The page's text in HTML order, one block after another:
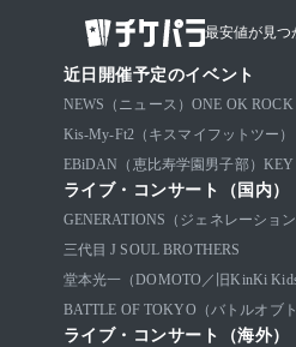
最安値が見つ
近日開催予定のイベント
NEWS（ニュース） ONE OK ROCK
Kis-My-Ft2（キスマイフットツー）
EBiDAN（恵比寿学園男子部） KEY
ライブ・コンサート（国内）
GENERATIONS（ジェネレーション
三代目 J SOUL BROTHERS
堂本光一（DOMOTO／旧KinKi Kids
BATTLE OF TOKYO（バトルオブ
ライブ・コンサート（海外）